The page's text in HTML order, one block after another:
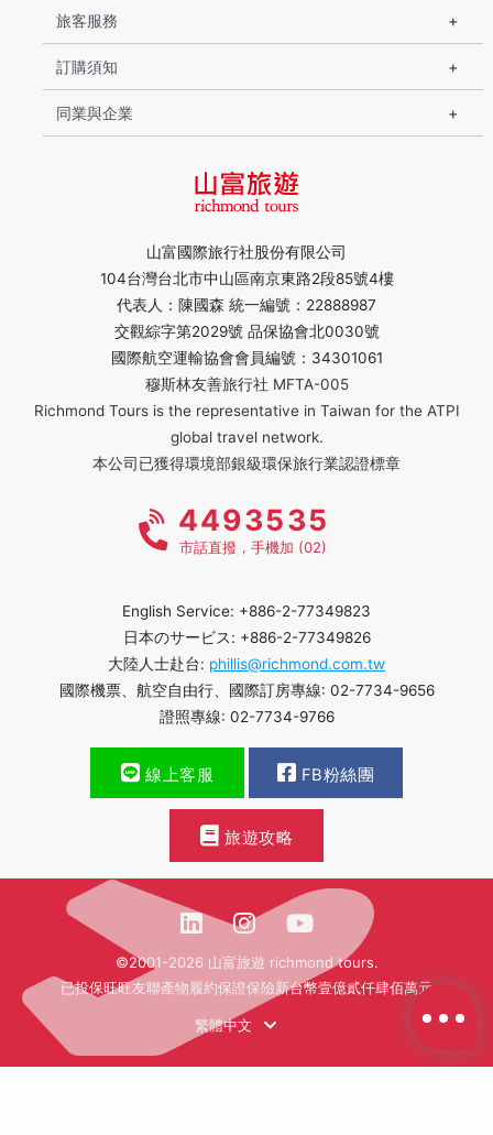
山富國際旅行社股份有限公司
104台灣台北市中山區南京東路2段85號4樓
代表人：陳國森 統一編號：22888987
交觀綜字第2029號 品保協會北0030號
國際航空運輸協會會員編號：34301061
穆斯林友善旅行社 MFTA-005
Richmond Tours is the representative in Taiwan for the ATPI
global travel network.
本公司已獲得環境部銀級環保旅行業認證標章
旅客服務
訂購須知
同業與企業
4493535
市話直撥，手機加 (02)
English Service: +886-2-77349823
日本のサービス: +886-2-77349826
大陸人士赴台: phillis@richmond.com.tw
國際機票、航空自由行、國際訂房專線: 02-7734-9656
證照專線: 02-7734-9766
線上客服 FB粉絲團
旅遊攻略
©2001-2026 山富旅遊 richmond tours.
已投保旺旺友聯產物履約保證保險新台幣壹億貳仟肆佰萬元
繁體中文